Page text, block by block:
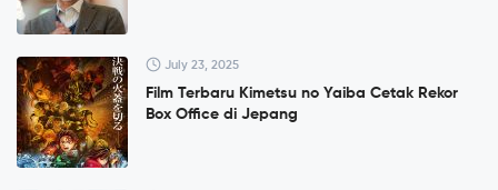
July 23, 2025
Film Terbaru Kimetsu no Yaiba Cetak Rekor
Box Office di Jepang